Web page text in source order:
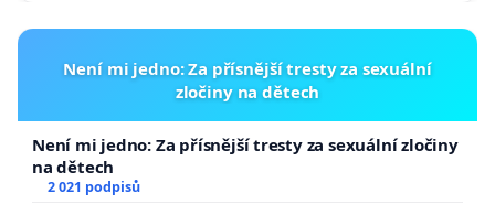
Není mi jedno: Za přísnější tresty za sexuální
zločiny na dětech
Není mi jedno: Za přísnější tresty za sexuální zločiny
na dětech
2 021 podpisů